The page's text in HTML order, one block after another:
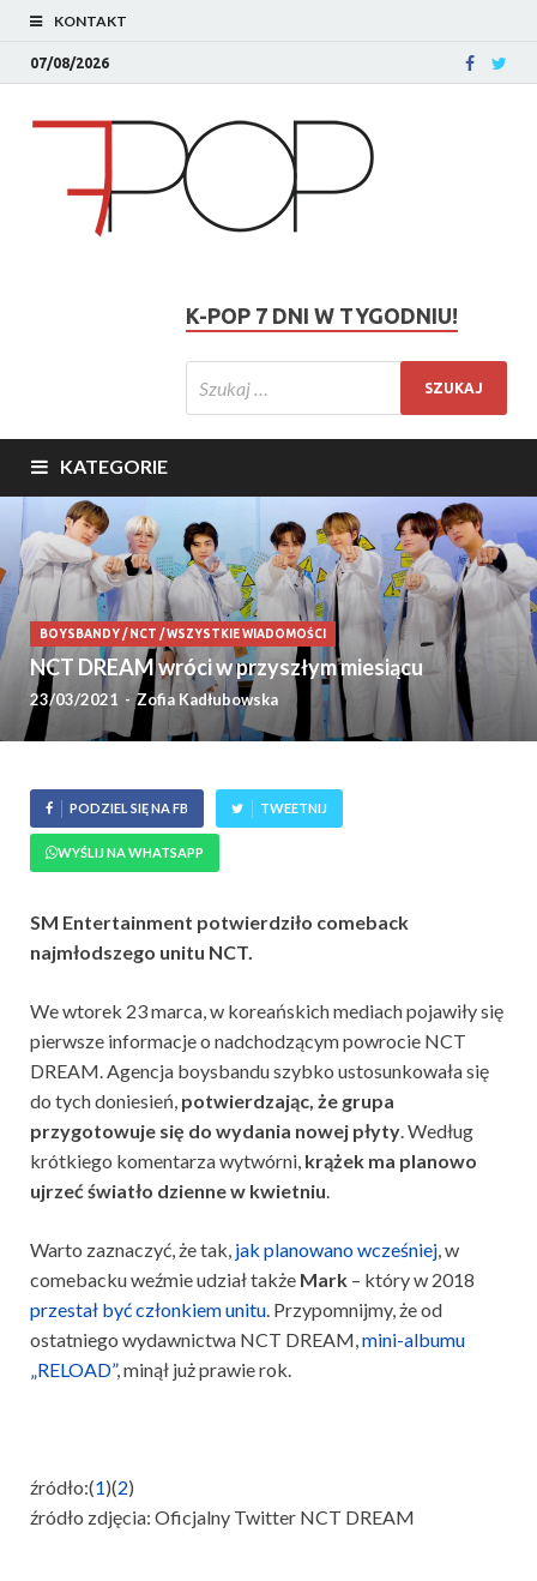
KONTAKT
07/08/2026
K-POP 7 DNI W TYGODNIU!
KATEGORIE
BOYSBANDY/ NCT /WSZYSTKIE WIADOMOŚCI
NCT DREAM wróci w przyszłym miesiącu
23/03/2021 - Zofia Kadłubowska
PODZIEL SIĘ NA FB TWEETNIJ
WYŚLIJ NA WHATSAPP
SM Entertainment potwierdziło comeback
najmłodszego unitu NCT.
We wtorek 23 marca, w koreańskich mediach pojawiły się
pierwsze informacje o nadchodzącym powrocie NCT
DREAM. Agencja boysbandu szybko ustosunkowała się
do tych doniesień, potwierdzając, że grupa
przygotowuje się do wydania nowej płyty. Według
krótkiego komentarza wytwórni, krążek ma planowo
ujrzeć światło dzienne w kwietniu.
Warto zaznaczyć, że tak, jak planowano wcześniej, w
comebacku weźmie udział także Mark – który w 2018
przestał być członkiem unitu. Przypomnijmy, że od
ostatniego wydawnictwa NCT DREAM,mini-albumu
„RELOAD”, minął już prawie rok.
źródło:(1)(2)
źródło zdjęcia: Oficjalny Twitter NCT DREAM